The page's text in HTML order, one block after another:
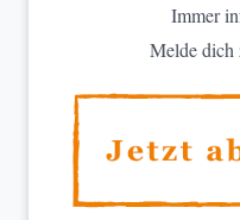
Immer
Melde dich